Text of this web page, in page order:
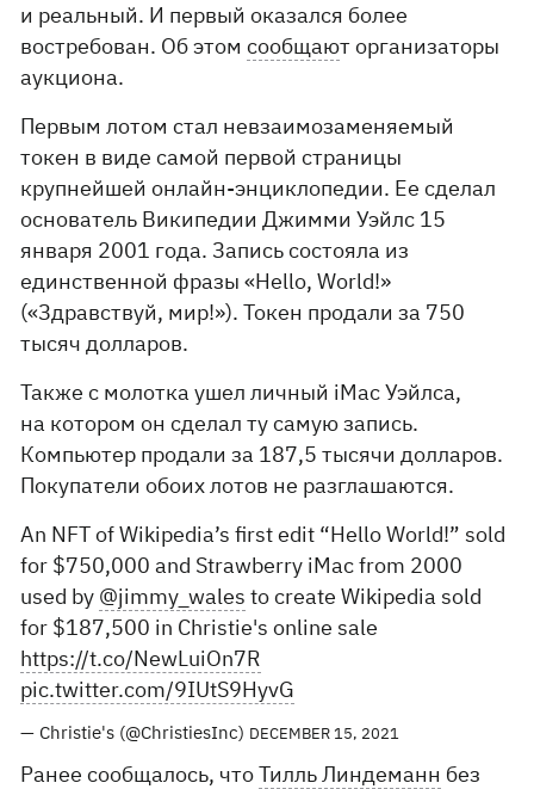
и реальный. И первый оказался более
востребован. Об этомсообщают организаторы
аукциона.
Первым лотом стал невзаимозаменяемый
токен в виде самой первой страницы
крупнейшей онлайн-энциклопедии. Ее сделал
основатель Википедии Джимми Уэйлс 15
января 2001 года. Запись состояла из
единственной фразы «Hello, World!»
(«Здравствуй, мир!»). Токен продали за 750
тысяч долларов.
Также с молотка ушел личный iMac Уэйлса,
на котором он сделал ту самую запись.
Компьютер продали за 187,5 тысячи долларов.
Покупатели обоих лотов не разглашаются.
An NFT of Wikipedia’s first edit “Hello World!” sold
for $750,000 and Strawberry iMac from 2000
used by @jimmy_wales to create Wikipedia sold
for $187,500 in Christie's online sale
https://t.co/NewLuiOn7R
pic.twitter.com/9IUtS9HyvG
— Christie's (@ChristiesInc) DECEMBER 15, 2021
Ранее сообщалось, чтоТилль Линдеманн без